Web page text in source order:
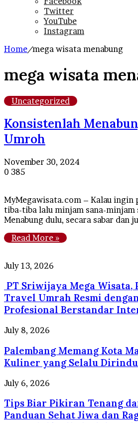
Twitter
YouTube
Instagram
Home/mega wisata menabung
mega wisata
Uncategorized
Konsistenlah
Umroh
November 30, 2024
0 385
MyMegawisata.com – Kalau ingin
tiba-tiba lalu minjam sana-minjam
Menabung dulu, secara sabar dan
Read More »
PT
Mega
Wisata,
Perusahaan
Travel
Umrah
Resmi
dengan
Pelayanan
Profesional
Internasional
July 13, 2026
PT Sriwijaya Mega Wisata,
Travel Umrah Resmi
Profesional Berstandar
Palembang
Kota
Makan,
Surga
Kuliner
yang
Selalu
Dirindukan
Wisatawan
July 8, 2026
Palembang Memang Kota
Kuliner yang Selalu
Tips
Pikiran
Tenang
July 6, 2026
Tips Biar Pikiran Tenang
Panduan Sehat Jiwa dan